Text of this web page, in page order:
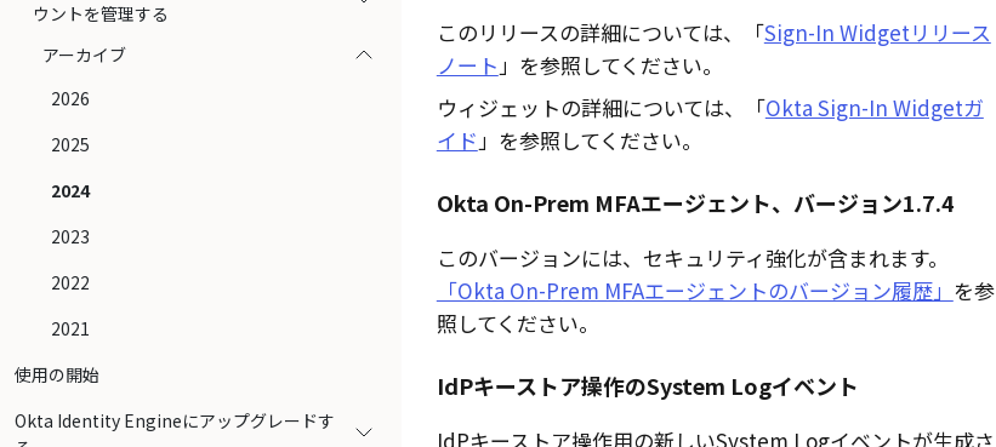
ウントを管理する
アーカイブ
2026
2025
2024
2023
2022
2021
使用の開始
Okta Identity Engineにアップグレードす
このリリースの詳細については、「Sign-In Widgetリリース
ノート」を参照してください。
ウィジェットの詳細については、「Okta Sign-In Widgetガ
イド」を参照してください。
Okta On-Prem MFAエージェント、バージョン1.7.4
このバージョンには、セキュリティ強化が含まれます。
「Okta On-Prem MFAエージェントのバージョン履歴」 を参
照してください。
IdPキーストア操作のSystem Logイベント
IdPキーストア操作用の新しいSystem Logイベントが生成さ